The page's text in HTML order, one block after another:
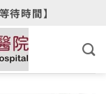
待時間】